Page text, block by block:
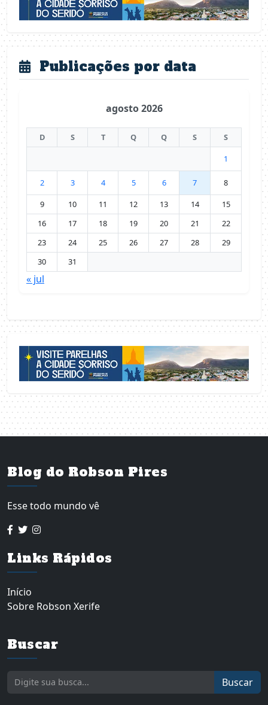
Publicações por data
agosto 2026
D S T Q Q S
S
1
2 3 4 5 6 7
8
9
10 11 12 13 14
15
16
17 18 19 20 21
22
23
24 25 26 27 28
29
30
31
« jul
Blog do Robson Pires
Esse todo mundo vê
Links Rápidos
Início
Sobre Robson Xerife
Buscar
Buscar